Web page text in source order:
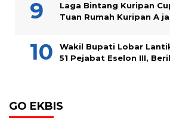
Laga Bintang Kuripan
Tuan Rumah Kuripan A
Wakil Bupati Lobar
51 Pejabat Eselon III,
GO EKBIS